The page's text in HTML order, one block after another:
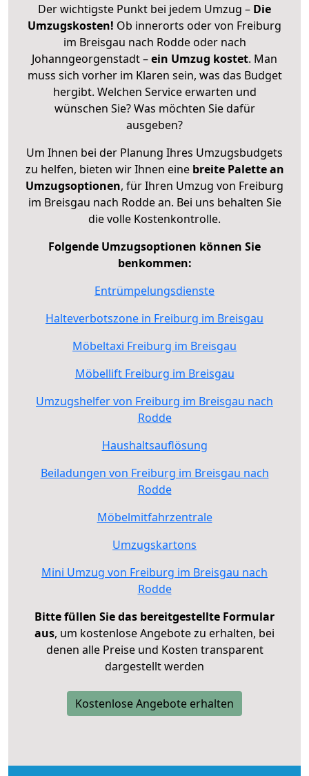
Der wichtigste Punkt bei jedem Umzug – Die
Umzugskosten! Ob innerorts oder von Freiburg
im Breisgau nach Rodde oder nach
Johanngeorgenstadt –ein Umzug kostet. Man
muss sich vorher im Klaren sein, was das Budget
hergibt. Welchen Service erwarten und
wünschen Sie? Was möchten Sie dafür
ausgeben?
Um Ihnen bei der Planung Ihres Umzugsbudgets
zu helfen, bieten wir Ihnen eine breite Palette an
Umzugsoptionen, für Ihren Umzug von Freiburg
im Breisgau nach Rodde an. Bei uns behalten Sie
die volle Kostenkontrolle.
Folgende Umzugsoptionen können Sie
benkommen:
Entrümpelungsdienste
Halteverbotszone in Freiburg im Breisgau
Möbeltaxi Freiburg im Breisgau
Möbellift Freiburg im Breisgau
Umzugshelfer von Freiburg im Breisgau nach
Rodde
Haushaltsauflösung
Beiladungen von Freiburg im Breisgau nach
Rodde
Möbelmitfahrzentrale
Umzugskartons
Mini Umzug von Freiburg im Breisgau nach
Rodde
Bitte füllen Sie das bereitgestellte Formular
aus, um kostenlose Angebote zu erhalten, bei
denen alle Preise und Kosten transparent
dargestellt werden
Kostenlose Angebote erhalten